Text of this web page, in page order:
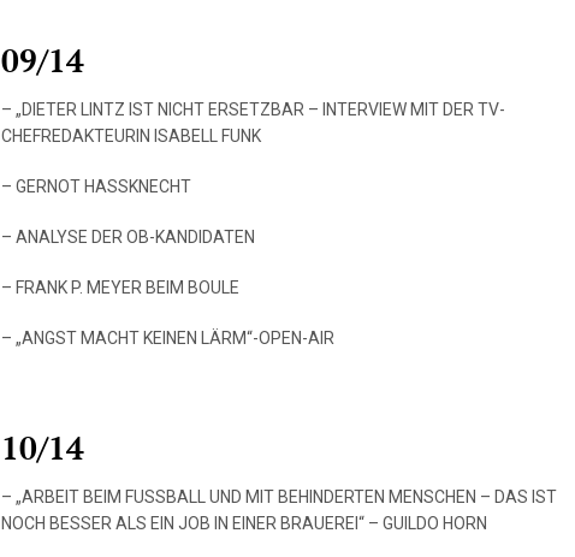
09/14
– „DIETER LINTZ IST NICHT ERSETZBAR – INTERVIEW MIT DER TV-
CHEFREDAKTEURIN ISABELL FUNK
– GERNOT HASSKNECHT
– ANALYSE DER OB-KANDIDATEN
– FRANK P. MEYER BEIM BOULE
– „ANGST MACHT KEINEN LÄRM“-OPEN-AIR
10/14
– „ARBEIT BEIM FUSSBALL UND MIT BEHINDERTEN MENSCHEN – DAS IST
NOCH BESSER ALS EIN JOB IN EINER BRAUEREI“ – GUILDO HORN